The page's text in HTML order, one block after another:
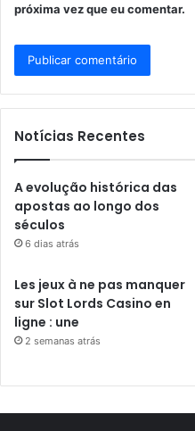
próxima vez que eu comentar.
Notícias Recentes
A evolução histórica das
apostas ao longo dos
séculos
6 dias atrás
Les jeux à ne pas manquer
sur Slot Lords Casino en
ligne : une
2 semanas atrás